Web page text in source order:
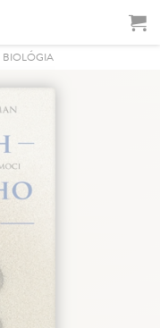
BIOLÓGIA